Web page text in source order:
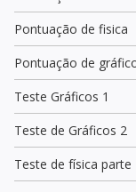
Pontuação de fisica
Pontuação de
Teste Gráficos 1
Teste de Gráficos 2
Teste de física parte